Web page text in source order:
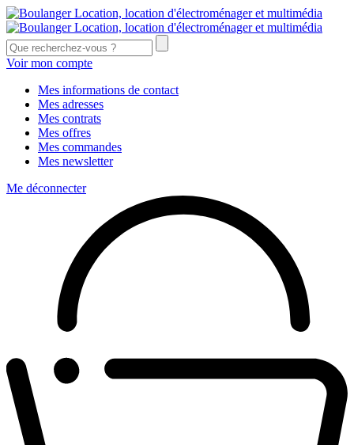
Voir mon compte
Mes informations de contact
Mes adresses
Mes contrats
Mes offres
Mes commandes
Mes newsletter
Me déconnecter